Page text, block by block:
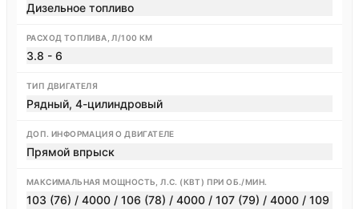
Дизельное топливо
РАСХОД ТОПЛИВА, Л/100 КМ
3.8 - 6
ТИП ДВИГАТЕЛЯ
Рядный, 4-цилиндровый
ДОП. ИНФОРМАЦИЯ О ДВИГАТЕЛЕ
Прямой впрыск
МАКСИМАЛЬНАЯ МОЩНОСТЬ, Л.С. (КВТ) ПРИ ОБ./МИН.
103 (76) / 4000 / 106 (78) / 4000 / 107 (79) / 4000 / 109